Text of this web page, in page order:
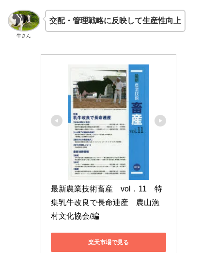
牛さん
交配・管理戦略に反映して生産性向上
最新農業技術畜産　vol．11　特
集乳牛改良で長命連産　農山漁
村文化協会/編
楽天市場で見る